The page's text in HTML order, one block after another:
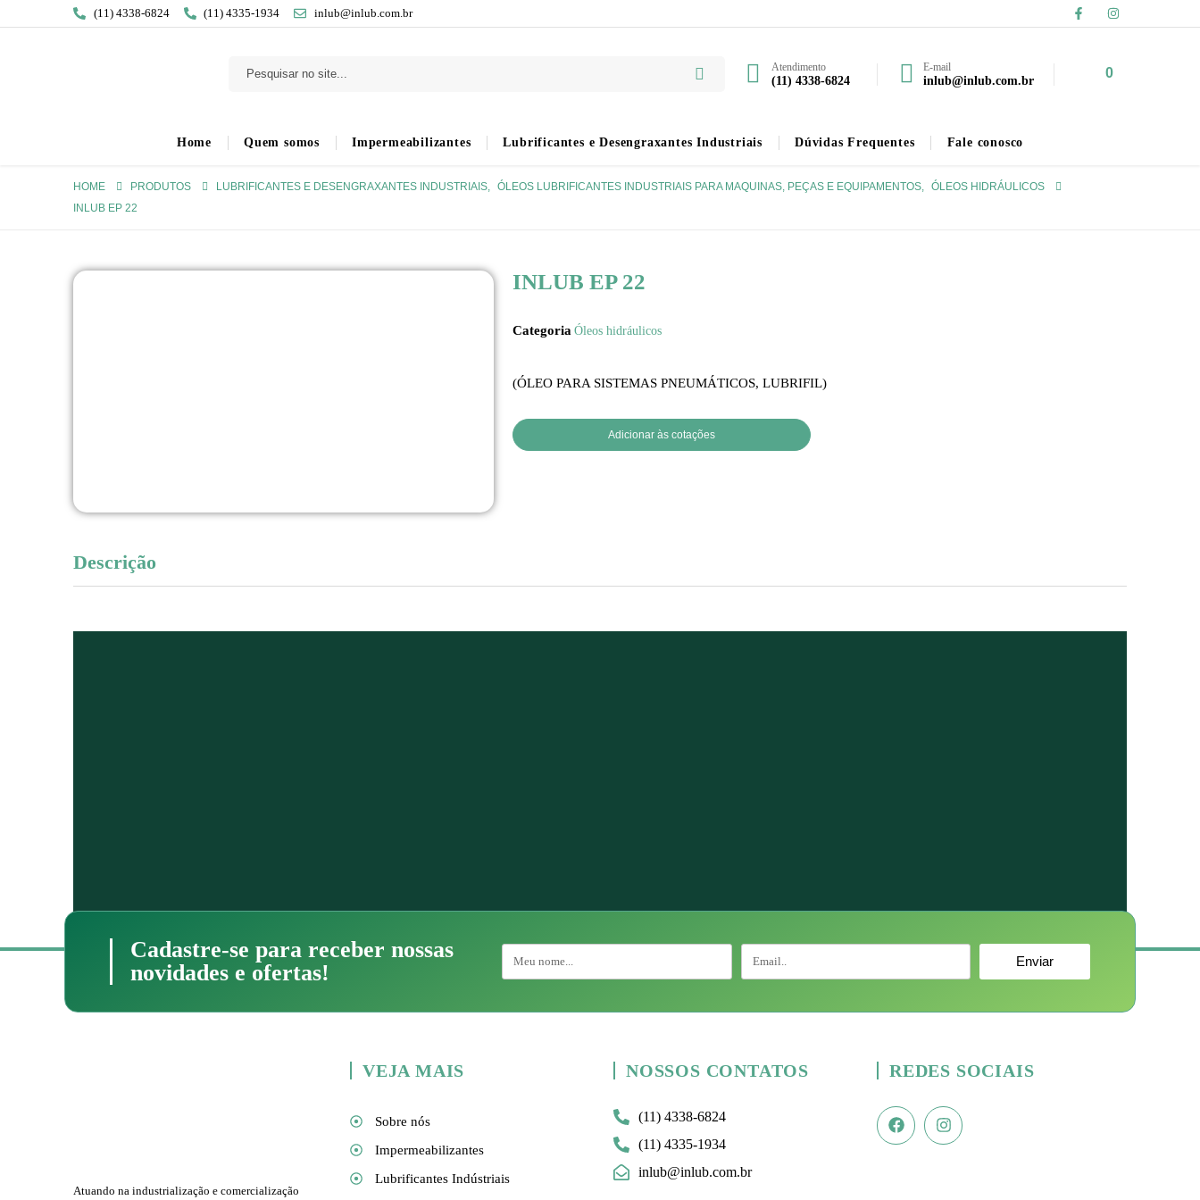
(11) 4338-6824 (11) 4335-1934 inlub@inlub.com.br
Atendimento
(11) 4338-6824
E-mail
inlub@inlub.com.br 0
Home Quem somos Impermeabilizantes Lubrificantes e Desengraxantes Industriais Dúvidas Frequentes Fale conosco
HOME PRODUTOS LUBRIFICANTES E DESENGRAXANTES INDUSTRIAIS, ÓLEOS LUBRIFICANTES INDUSTRIAIS PARA MAQUINAS, PEÇAS E EQUIPAMENTOS, ÓLEOS HIDRÁULICOS
INLUB EP 22
INLUB EP 22
Categoria Óleos hidráulicos
(ÓLEO PARA SISTEMAS PNEUMÁTICOS, LUBRIFIL)
Adicionar às cotações
Descrição
Cadastre-se para receber nossas
novidades e ofertas!
Enviar
Atuando na industrialização e comercialização
VEJA MAIS
Sobre nós
Impermeabilizantes
Lubrificantes Indústriais
NOSSOS CONTATOS
(11) 4338-6824
(11) 4335-1934
inlub@inlub.com.br
REDES SOCIAIS